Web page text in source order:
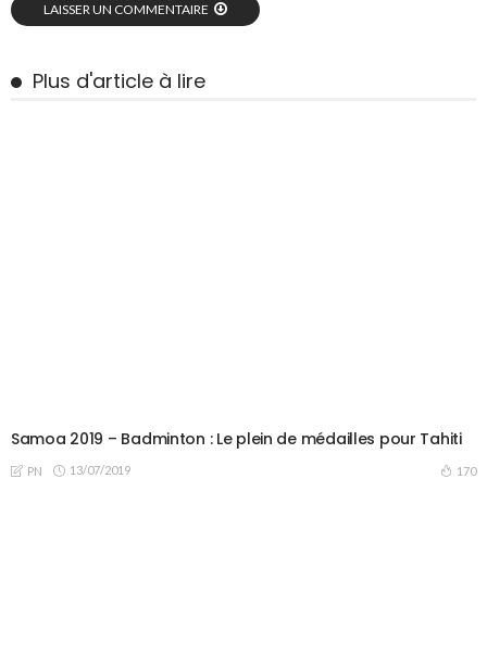
LAISSER UN COMMENTAIRE
Plus d'article à lire
Samoa 2019 – Badminton : Le plein de médailles pour Tahiti
PN 13/07/2019 170